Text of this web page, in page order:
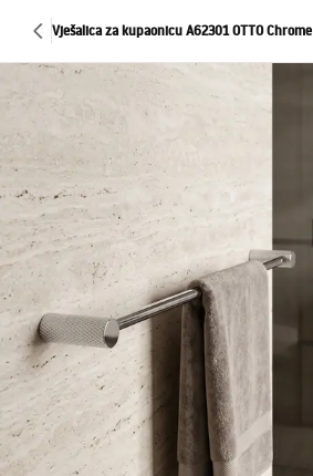
Vješalica za kupaonicu A62301 OTTO Chrome